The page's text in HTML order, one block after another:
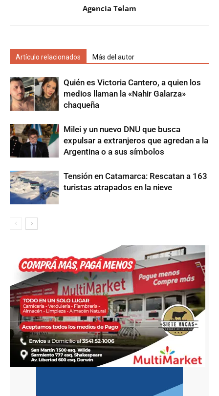
Agencia Telam
Artículo relacionados Más del autor
Quién es Victoria Cantero, a quien los
medios llaman la «Nahir Galarza»
chaqueña
Milei y un nuevo DNU que busca
expulsar a extranjeros que agredan a la
Argentina o a sus símbolos
Tensión en Catamarca: Rescatan a 163
turistas atrapados en la nieve